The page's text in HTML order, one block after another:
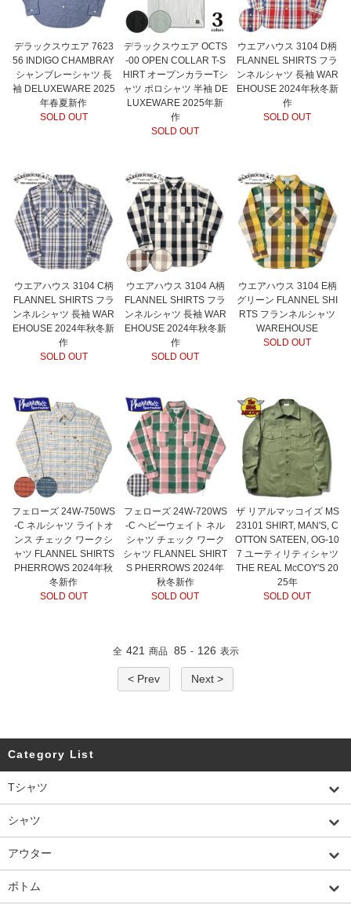
デラックスウエア 7623
56 INDIGO CHAMBRAY
シャンブレーシャツ 長
袖 DELUXEWARE 2025
年春夏新作
SOLD OUT
デラックスウエア OCTS
-00 OPEN COLLAR T-S
HIRT オープンカラーTシ
ャツ ポロシャツ 半袖 DE
LUXEWARE 2025年新
作
SOLD OUT
ウエアハウス 3104 D柄
FLANNEL SHIRTS フラ
ンネルシャツ 長袖 WAR
EHOUSE 2024年秋冬新
作
SOLD OUT
ウエアハウス 3104 C柄
FLANNEL SHIRTS フラ
ンネルシャツ 長袖 WAR
EHOUSE 2024年秋冬新
作
SOLD OUT
ウエアハウス 3104 A柄
FLANNEL SHIRTS フラ
ンネルシャツ 長袖 WAR
EHOUSE 2024年秋冬新
作
SOLD OUT
ウエアハウス 3104 E柄
グリーン FLANNEL SHI
RTS フランネルシャツ
WAREHOUSE
SOLD OUT
フェローズ 24W-750WS
-C ネルシャツ ライトオ
ンス チェック ワークシ
ャツ FLANNEL SHIRTS
PHERROWS 2024年秋
冬新作
SOLD OUT
フェローズ 24W-720WS
-C ヘビーウェイト ネル
シャツ チェック ワーク
シャツ FLANNEL SHIRT
S PHERROWS 2024年
秋冬新作
SOLD OUT
ザ リアルマッコイズ MS
23101 SHIRT, MAN'S, C
OTTON SATEEN, OG-10
7 ユーティリティシャツ
THE REAL McCOY'S 20
25年
SOLD OUT
全 421 商品 85 - 126 表示
< Prev Next >
Category List
Tシャツ
シャツ
アウター
ボトム